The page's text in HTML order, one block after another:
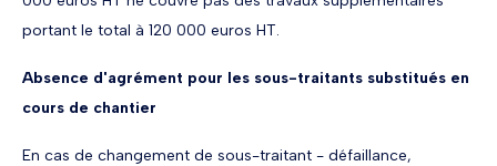
portant le total à 120 000 euros HT.
Absence d'agrément pour les sous-traitants substitués en
cours de chantier
En cas de changement de sous-traitant - défaillance,